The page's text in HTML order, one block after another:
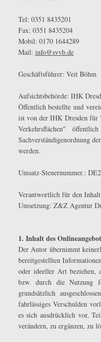
Tel: 0351 8435201
Fax: 0351 8435204
Mobil: 0170 1644289
Mail: info@svvb.de
Geschäftsführer: Veit Böhm
Aufsichtsbehörde: IHK
Öffentlich bestellte und
ist von der IHK Dresden für
Verkehrsflächen"
Sachverständigenordnung
werden.
Umsatz-Steuernummer.:
Verantwortlich für den
Umsetzung: Z&Z Agentur
1. Inhalt des
Der Autor übernimmt
bereitgestellten
oder ideeller Art beziehen,
bzw. durch die Nutzung
grundsätzlich
fahrlässiges Verschulden
es sich ausdrücklich vor,
verändern, zu ergänzen, zu